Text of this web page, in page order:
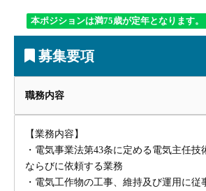
本ポジションは満75歳が定年となります。
募集要項
職務内容
【業務内容】
・電気事業法第43条に定める電気主任技
ならびに依頼する業務
・電気工作物の工事、維持及び運用に従